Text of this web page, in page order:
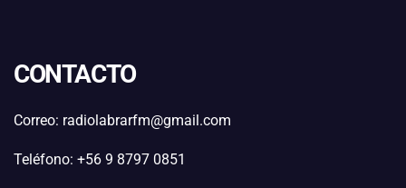
CONTACTO
Correo: radiolabrarfm@gmail.com
Teléfono: +56 9 8797 0851